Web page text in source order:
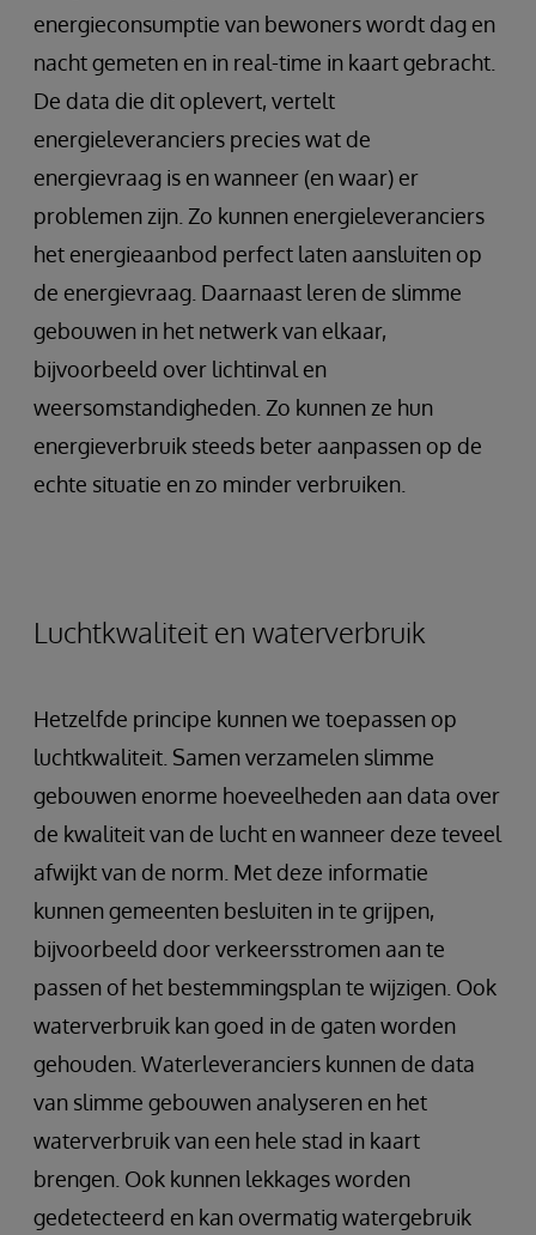
energieconsumptie van bewoners wordt dag en
nacht gemeten en in real-time in kaart gebracht.
De data die dit oplevert, vertelt
energieleveranciers precies wat de
energievraag is en wanneer (en waar) er
problemen zijn. Zo kunnen energieleveranciers
het energieaanbod perfect laten aansluiten op
de energievraag. Daarnaast leren de slimme
gebouwen in het netwerk van elkaar,
bijvoorbeeld over lichtinval en
weersomstandigheden. Zo kunnen ze hun
energieverbruik steeds beter aanpassen op de
echte situatie en zo minder verbruiken.
Luchtkwaliteit en waterverbruik
Hetzelfde principe kunnen we toepassen op
luchtkwaliteit. Samen verzamelen slimme
gebouwen enorme hoeveelheden aan data over
de kwaliteit van de lucht en wanneer deze teveel
afwijkt van de norm. Met deze informatie
kunnen gemeenten besluiten in te grijpen,
bijvoorbeeld door verkeersstromen aan te
passen of het bestemmingsplan te wijzigen. Ook
waterverbruik kan goed in de gaten worden
gehouden. Waterleveranciers kunnen de data
van slimme gebouwen analyseren en het
waterverbruik van een hele stad in kaart
brengen. Ook kunnen lekkages worden
gedetecteerd en kan overmatig watergebruik